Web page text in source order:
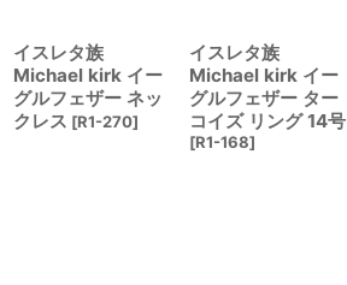
イスレタ族
Michael kirk イー
グルフェザー ネッ
クレス [R1-270]
イスレタ族
Michael kirk イー
グルフェザー ター
コイズ リング 14号
[R1-168]